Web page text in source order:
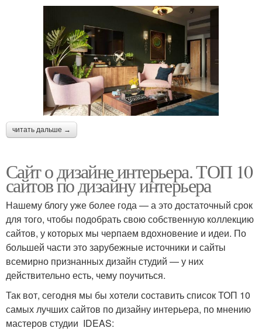
читать дальше →
Сайт о дизайне интерьера. ТОП 10
сайтов по дизайну интерьера
Нашему блогу уже более года — а это достаточный срок
для того, чтобы подобрать свою собственную коллекцию
сайтов, у которых мы черпаем вдохновение и идеи. По
большей части это зарубежные источники и сайты
всемирно признанных дизайн студий — у них
действительно есть, чему поучиться.
Так вот, сегодня мы бы хотели составить список ТОП 10
самых лучших сайтов по дизайну интерьера, по мнению
мастеров студии IDEAS: